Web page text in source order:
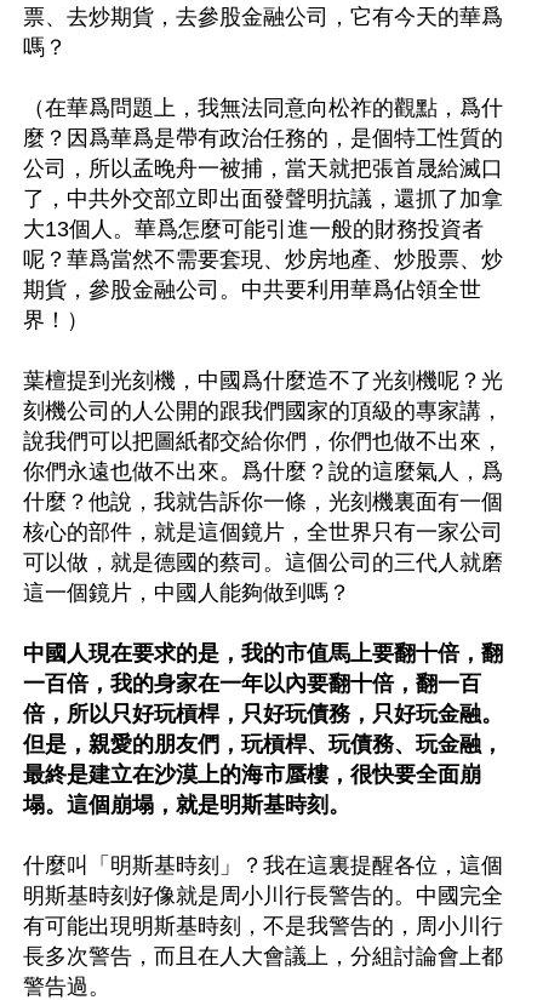
票、去炒期貨，去參股金融公司，它有今天的華爲
嗎？
（在華爲問題上，我無法同意向松祚的觀點，爲什
麼？因爲華爲是帶有政治任務的，是個特工性質的
公司，所以孟晚舟一被捕，當天就把張首晟給滅口
了，中共外交部立即出面發聲明抗議，還抓了加拿
大13個人。華爲怎麼可能引進一般的財務投資者
呢？華爲當然不需要套現、炒房地產、炒股票、炒
期貨，參股金融公司。中共要利用華爲佔領全世
界！）
葉檀提到光刻機，中國爲什麼造不了光刻機呢？光
刻機公司的人公開的跟我們國家的頂級的專家講，
說我們可以把圖紙都交給你們，你們也做不出來，
你們永遠也做不出來。爲什麼？說的這麼氣人，爲
什麼？他說，我就告訴你一條，光刻機裏面有一個
核心的部件，就是這個鏡片，全世界只有一家公司
可以做，就是德國的蔡司。這個公司的三代人就磨
這一個鏡片，中國人能夠做到嗎？
中國人現在要求的是，我的市值馬上要翻十倍，翻
一百倍，我的身家在一年以內要翻十倍，翻一百
倍，所以只好玩槓桿，只好玩債務，只好玩金融。
但是，親愛的朋友們，玩槓桿、玩債務、玩金融，
最終是建立在沙漠上的海市蜃樓，很快要全面崩
塌。這個崩塌，就是明斯基時刻。
什麼叫「明斯基時刻」？我在這裏提醒各位，這個
明斯基時刻好像就是周小川行長警告的。中國完全
有可能出現明斯基時刻，不是我警告的，周小川行
長多次警告，而且在人大會議上，分組討論會上都
警告過。